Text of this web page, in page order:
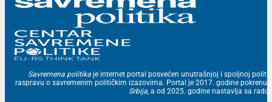
Savremena politika je internet portal posvećen unutrašnjoj i spoljnoj
raspravu o savremenim političkim izazovima. Portal je 2017. godine
Srbija, a od 2025. godine nastavlja sa